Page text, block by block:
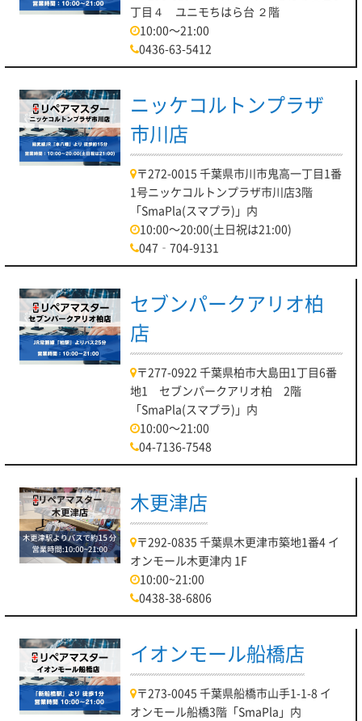
丁目４ ユニモちはら台 ２階
10:00～21:00
0436-63-5412
ニッケコルトンプラザ
市川店
〒272-0015 千葉県市川市鬼高一丁目1番
1号ニッケコルトンプラザ市川店3階
「SmaPla(スマプラ)」内
10:00～20:00(土日祝は21:00)
047‐704-9131
セブンパークアリオ柏
店
〒277-0922 千葉県柏市大島田1丁目6番
地1 セブンパークアリオ柏 2階
「SmaPla(スマプラ)」内
10:00～21:00
04-7136-7548
木更津店
〒292-0835 千葉県木更津市築地1番4 イ
オンモール木更津内 1F
10:00~21:00
0438-38-6806
イオンモール船橋店
〒273-0045 千葉県船橋市山手1-1-8 イ
オンモール船橋3階「SmaPla」内